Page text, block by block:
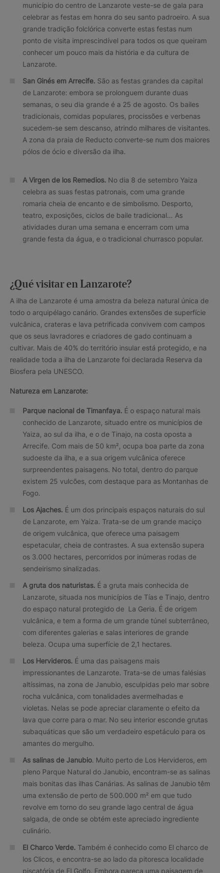
município do centro de Lanzarote veste-se de gala para
celebrar as festas em honra do seu santo padroeiro. A sua
grande tradição folclórica converte estas festas num
ponto de visita imprescindível para todos os que queiram
conhecer um pouco mais da história e da cultura de
Lanzarote.
San Ginés em Arrecife. São as festas grandes da capital
de Lanzarote: embora se prolonguem durante duas
semanas, o seu dia grande é a 25 de agosto. Os bailes
tradicionais, comidas populares, procissões e verbenas
sucedem-se sem descanso, atrindo milhares de visitantes.
A zona da praia de Reducto converte-se num dos maiores
pólos de ócio e diversão da ilha.
A Virgen de los Remedios. No dia 8 de setembro Yaiza
celebra as suas festas patronais, com uma grande
romaria cheia de encanto e de simbolismo. Desporto,
teatro, exposições, ciclos de baile tradicional… As
atividades duran uma semana e encerram com uma
grande festa da água, e o tradicional churrasco popular.
¿Qué visitar en Lanzarote?
A ilha de Lanzarote é uma amostra da beleza natural única de
todo o arquipélago canário. Grandes extensões de superfície
vulcânica, crateras e lava petrificada convivem com campos
que os seus lavradores e criadores de gado continuam a
cultivar. Mais de 40% do território insular está protegido, e na
realidade toda a ilha de Lanzarote foi declarada Reserva da
Biosfera pela UNESCO.
Natureza em Lanzarote:
Parque nacional de Timanfaya. É o espaço natural mais
conhecido de Lanzarote, situado entre os municípios de
Yaiza, ao sul da ilha, e o de Tinajo, na costa oposta a
Arrecife. Com mais de 50 km², ocupa boa parte da zona
sudoeste da ilha, e a sua origem vulcânica oferece
surpreendentes paisagens. No total, dentro do parque
existem 25 vulcões, com destaque para as Montanhas de
Fogo.
Los Ajaches. É um dos principais espaços naturais do sul
de Lanzarote, em Yaiza. Trata-se de um grande maciço
de origem vulcânica, que oferece uma paisagem
espetacular, cheia de contrastes. A sua extensão supera
os 3.000 hectares, percorridos por inúmeras rodas de
sendeirismo sinalizadas.
A gruta dos naturistas. É a gruta mais conhecida de
Lanzarote, situada nos municípios de Tías e Tinajo, dentro
do espaço natural protegido de La Geria. É de origem
vulcânica, e tem a forma de um grande túnel subterrâneo,
com diferentes galerias e salas interiores de grande
beleza. Ocupa uma superfície de 2,1 hectares.
Los Hervideros. É uma das paisagens mais
impressionantes de Lanzarote. Trata-se de umas falésias
altíssimas, na zona de Janubio, esculpidas pelo mar sobre
rocha vulcânica, com tonalidades avermelhadas e
violetas. Nelas se pode apreciar claramente o efeito da
lava que corre para o mar. No seu interior esconde grutas
subaquáticas que são um verdadeiro espetáculo para os
amantes do mergulho.
As salinas de Janubio. Muito perto de Los Hervideros, em
pleno Parque Natural do Janubio, encontram-se as salinas
mais bonitas das ilhas Canárias. As salinas de Janubio têm
uma extensão de perto de 500.000 m² em que tudo
revolve em torno do seu grande lago central de água
salgada, de onde se obtém este apreciado ingrediente
culinário.
El Charco Verde. Também é conhecido como El charco de
los Clicos, e encontra-se ao lado da pitoresca localidade
piscatória de El Golfo. Embora pareça uma paisagem de